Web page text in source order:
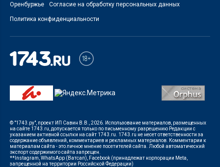
Оренбуржье Согласие на обработку персональных данных
Политика конфиденциальности
© "1743.ру", проект ИП Савин В.В., 2026. Использование материалов, размещенных
на сайте 1743.ru, допускается только по письменному разрешению Редакции с
указанием активной ссылки на сайт 1743.ru. 1743.ru не несет ответственности за
содержание объявлений, комментариев и рекламных материалов. Комментарии к
материалам сайта - это личное мнение посетителей сайта. Любой автоматический
экспорт содержимого сайта запрещен.
**Instagram, WhatsApp (Ватсап), Facebook (принадлежат корпорации Meta,
запрещенной на территории Российской Федерации)